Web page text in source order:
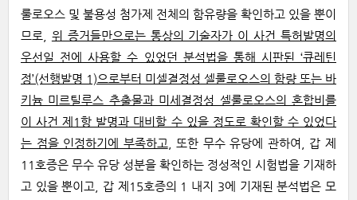
룰로오스 및 불용성 첨가제 전체의 함유량을 확인하고 있을 뿐이
므로, 위 증거들만으로는 통상의 기술자가 이 사건 특허발명의
우선일 전에 사용할 수 있었던 분석법을 통해 시판된 ‘큐레틴
정’(선행발명 1)으로부터 미셀결정성 셀룰로오스의 함량 또는 바
키늄 미르틸루스 추출물과 미세결정성 셀룰로오스의 혼합비를
이 사건 제1항 발명과 대비할 수 있을 정도로 확인할 수 있었다
는 점을 인정하기에 부족하고 , 또한 무수 유당에 관하여, 갑 제
11호증은 무수 유당 성분을 확인하는 정성적인 시험법을 기재하
고 있을 뿐이고, 갑 제15호증의 1 내지 3에 기재된 분석법은 모